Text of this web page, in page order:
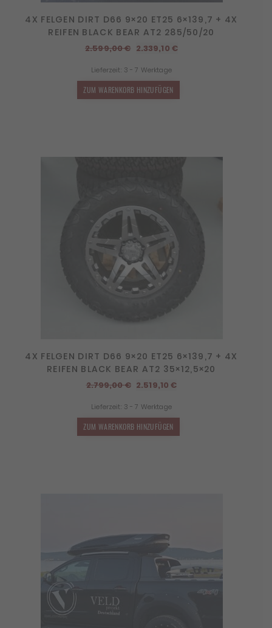
4X FELGEN DIRT D66 9×20 ET25 6×139,7 + 4X
REIFEN BLACK BEAR AT2 285/50/20
2.599,00€ Ursprünglicher
war:
2.599,00 €
2.339,10 €Aktueller
Lieferzeit: 3 - 7 Werktage
ZUM WARENKORB HINZUFÜGEN
4X FELGEN DIRT D66 9×20 ET25 6×139,7 + 4X
REIFEN BLACK BEAR AT2 35×12,5×20
2.799,00€ Ursprünglicher
war:
2.799,00 €
2.519,10€Aktueller
Lieferzeit: 3 - 7 Werktage
ZUM WARENKORB HINZUFÜGEN